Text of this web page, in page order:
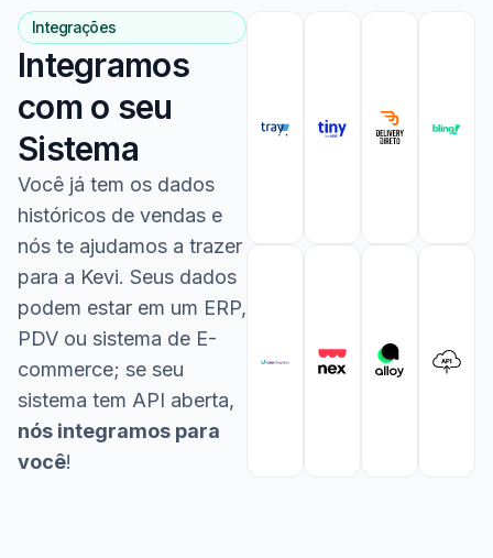
Integrações
Integramos
com o seu
Sistema
Você já tem os dados
históricos de vendas e
nós te ajudamos a trazer
para a Kevi. Seus dados
podem estar em um ERP,
PDV ou sistema de E-
commerce; se seu
sistema tem API aberta,
nós integramos para
você!